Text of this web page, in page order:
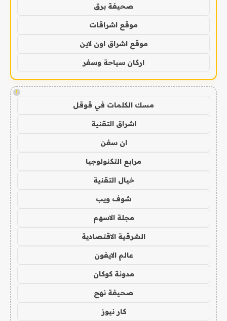
صحيفة برق
موقع اشراقات
موقع اشراق اون لاين
اركان سياحة وسفر
!
مسك الكلمات في قوقل
اشراق التقنية
ان سفن
مرابع التكنولوجيا
خيال التقنية
شوف ويب
مجلة الاسهم
الشرقية الاقتصادية
عالم الايفون
مدونة كوكان
صحيفة نهج
كار نيوز